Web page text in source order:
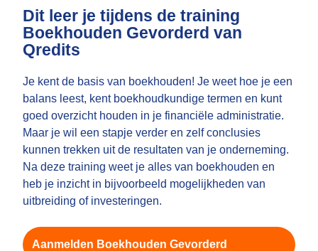
Dit leer je tijdens de training
Boekhouden Gevorderd van
Qredits
Je kent de basis van boekhouden! Je weet hoe je een
balans leest, kent boekhoudkundige termen en kunt
goed overzicht houden in je financiële administratie.
Maar je wil een stapje verder en zelf conclusies
kunnen trekken uit de resultaten van je onderneming.
Na deze training weet je alles van boekhouden en
heb je inzicht in bijvoorbeeld mogelijkheden van
uitbreiding of investeringen.
Aanmelden Boekhouden Gevorderd